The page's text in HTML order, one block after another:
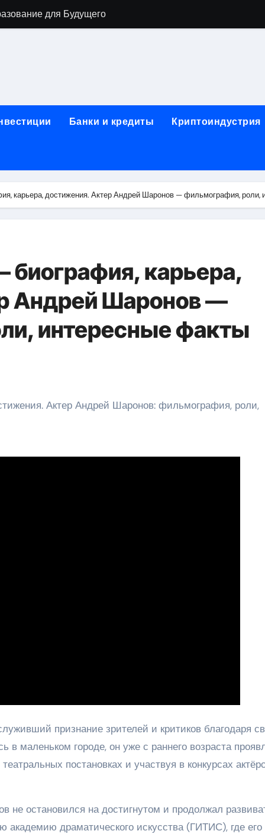
для Будущего
Всё, что нужно знать
Продаж?
Банки и кредиты Криптоиндустрия
карьера, достижения. Актер Андрей Шаронов — фильмография, роли,
карьера,
Андрей Шаронов —
интересные факты
признание зрителей и критиков благодаря
маленьком городе, он уже с раннего возраста
постановках и участвуя в конкурсах
остановился на достигнутом и продолжал
драматического искусства (ГИТИС), где его